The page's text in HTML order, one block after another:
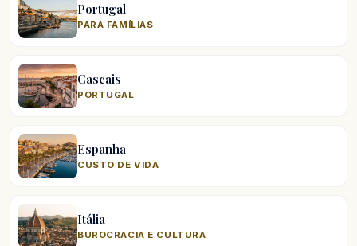
Portugal
PARA FAMÍLIAS
Cascais
PORTUGAL
Espanha
CUSTO DE VIDA
Itália
BUROCRACIA E CULTURA